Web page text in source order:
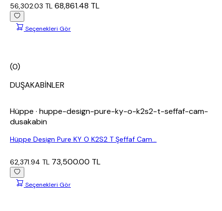
56,302.03 TL 68,861.48 TL
Seçenekleri Gör
(0)
DUŞAKABİNLER
Hüppe · huppe-design-pure-ky-o-k2s2-t-seffaf-cam-
dusakabin
Hüppe Design Pure KY O K2S2 T Şeffaf Cam...
62,371.94 TL 73,500.00 TL
Seçenekleri Gör